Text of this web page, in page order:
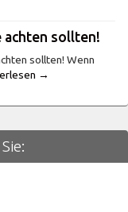
achten sollten!
sollten! Wenn
→